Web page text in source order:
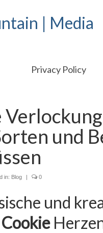
| Media
Privacy Policy
und
in: Blog | 0
und